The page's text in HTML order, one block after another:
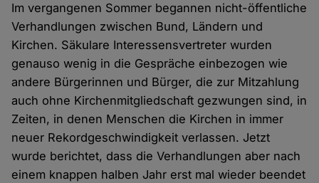
Im vergangenen Sommer begannen nicht-öffentliche
Verhandlungen zwischen Bund, Ländern und
Kirchen. Säkulare Interessensvertreter wurden
genauso wenig in die Gespräche einbezogen wie
andere Bürgerinnen und Bürger, die zur Mitzahlung
auch ohne Kirchenmitgliedschaft gezwungen sind, in
Zeiten, in denen Menschen die Kirchen in immer
neuer Rekordgeschwindigkeit verlassen. Jetzt
wurde berichtet, dass die Verhandlungen aber nach
einem knappen halben Jahr erst mal wieder beendet